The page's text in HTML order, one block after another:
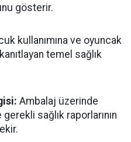
gösterir.
kullanımına ve oyuncak
temel sağlık
Ambalaj üzerinde
sağlık raporlarının